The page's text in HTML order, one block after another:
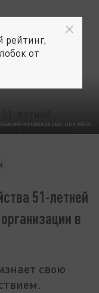
POLYAKOV/GLOBAL LOOK PRESS
51-летней
в
свою
рейтинг,
от